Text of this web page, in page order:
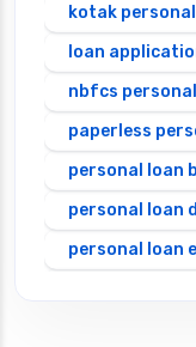
kotak
loan
nbfcs
paperless
personal loan
personal loan
personal loan